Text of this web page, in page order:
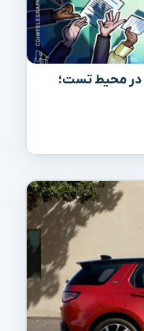
در محیط تست؛